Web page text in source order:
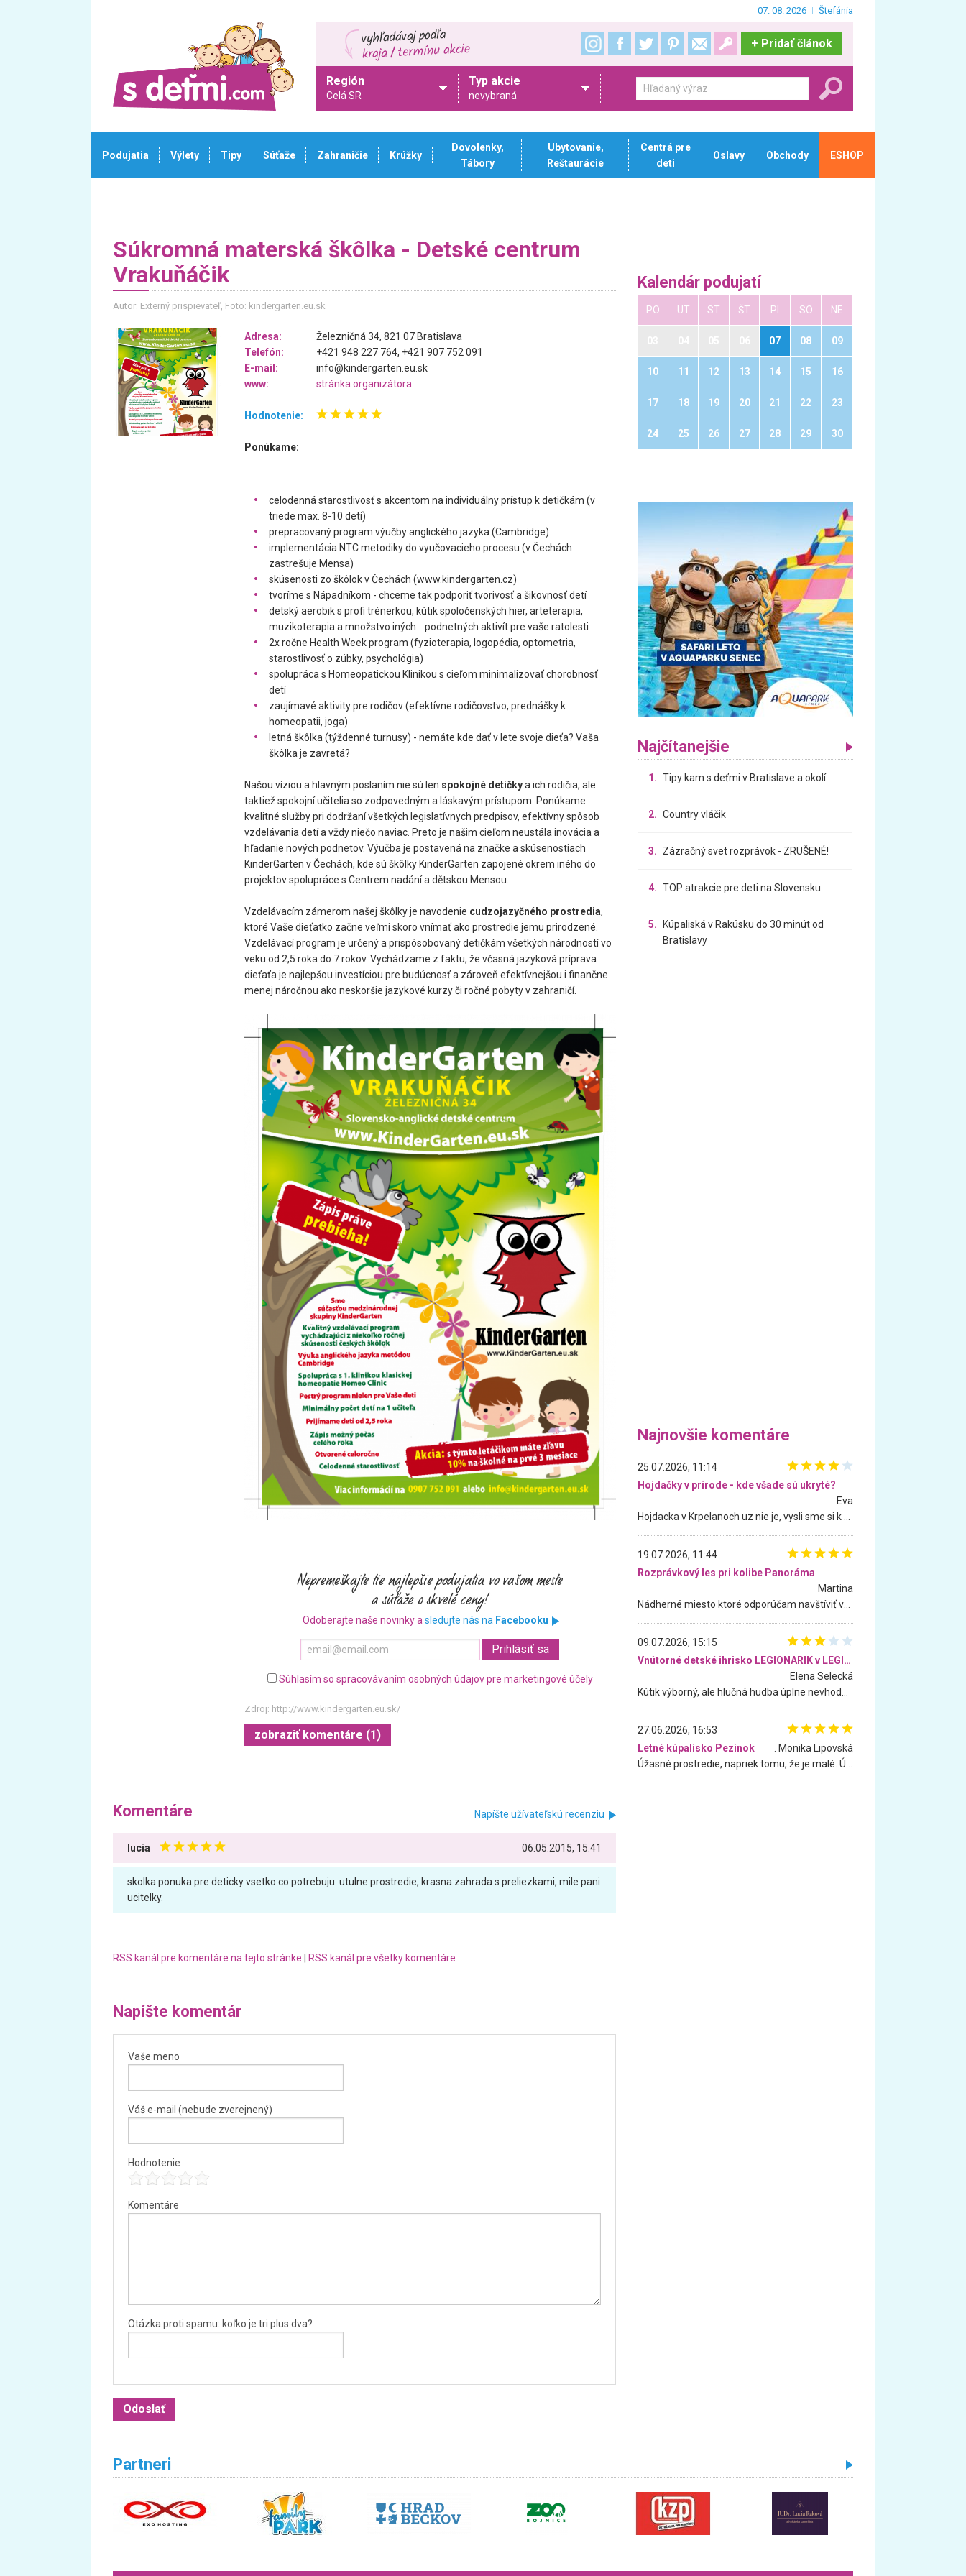
07. 08. 2026 Štefánia
+ Pridať článok
Región
Celá SR
Typ akcie
nevybraná
Podujatia Výlety Tipy Súťaže Zahraničie Krúžky
Dovolenky,
Tábory
Ubytovanie,
Reštaurácie
Centrá pre
deti
Oslavy Obchody ESHOP
Súkromná materská škôlka - Detské centrum
Vrakuňáčik
Autor: Externý prispievateľ, Foto: kindergarten.eu.sk
Adresa:
Železničná 34, 821 07 Bratislava
Telefón:
+421 948 227 764, +421 907 752 091
E-mail:
info@kindergarten.eu.sk
www:
stránka organizátora
Hodnotenie:
Ponúkame:
celodenná starostlivosť s akcentom na individuálny prístup k detičkám (v
triede max. 8-10 detí)
prepracovaný program výučby anglického jazyka (Cambridge)
implementácia NTC metodiky do vyučovacieho procesu (v Čechách
zastrešuje Mensa)
skúsenosti zo škôlok v Čechách (www.kindergarten.cz)
tvoríme s Nápadníkom - chceme tak podporiť tvorivosť a šikovnosť detí
detský aerobik s profi trénerkou, kútik spoločenských hier, arteterapia,
muzikoterapia a množstvo iných podnetných aktivít pre vaše ratolesti
2x ročne Health Week program (fyzioterapia, logopédia, optometria,
starostlivosť o zúbky, psychológia)
spolupráca s Homeopatickou Klinikou s cieľom minimalizovať chorobnosť
detí
zaujímavé aktivity pre rodičov (efektívne rodičovstvo, prednášky k
homeopatii, joga)
letná škôlka (týždenné turnusy) - nemáte kde dať v lete svoje dieťa? Vaša
škôlka je zavretá?
Našou víziou a hlavným poslaním nie sú len spokojné detičkya ich rodičia, ale
taktiež spokojní učitelia so zodpovedným a láskavým prístupom. Ponúkame
kvalitné služby pri dodržaní všetkých legislatívnych predpisov, efektívny spôsob
vzdelávania detí a vždy niečo naviac. Preto je našim cieľom neustála inovácia a
hľadanie nových podnetov. Výučba je postavená na značke a skúsenostiach
KinderGarten v Čechách, kde sú škôlky KinderGarten zapojené okrem iného do
projektov spolupráce s Centrem nadání a dětskou Mensou.
Vzdelávacím zámerom našej škôlky je navodenie cudzojazyčného prostredia,
ktoré Vaše dieťatko začne veľmi skoro vnímať ako prostredie jemu prirodzené.
Vzdelávací program je určený a prispôsobovaný detičkám všetkých národností vo
veku od 2,5 roka do 7 rokov. Vychádzame z faktu, že včasná jazyková príprava
dieťaťa je najlepšou investíciou pre budúcnosť a zároveň efektívnejšou i finančne
menej náročnou ako neskoršie jazykové kurzy či ročné pobyty v zahraničí.
Odoberajte naše novinky a sledujte nás na Facebooku
Súhlasím so spracovávaním osobných údajov pre marketingové účely
Zdroj: http://www.kindergarten.eu.sk/
zobraziť komentáre (1)
Komentáre Napíšte užívateľskú recenziu
lucia 06.05.2015, 15:41
skolka ponuka pre deticky vsetko co potrebuju. utulne prostredie, krasna zahrada s preliezkami, mile pani
ucitelky.
RSS kanál pre komentáre na tejto stránke RSS kanál pre všetky komentáre
Napíšte komentár
Vaše meno
Váš e-mail (nebude zverejnený)
Hodnotenie
Komentáre
Otázka proti spamu: koľko je tri plus dva?
Kalendár podujatí
PO UT ST ŠT PI SO NE
07 08 09
10 11 12 13 14 15 16
17 18 19 20 21 22 23
24 25 26 27 28 29 30
Najčítanejšie
1. Tipy kam s deťmi v Bratislave a okolí
2. Country vláčik
3. Zázračný svet rozprávok - ZRUŠENÉ!
4. TOP atrakcie pre deti na Slovensku
5.
Kúpaliská v Rakúsku do 30 minút od
Bratislavy
Najnovšie komentáre
25.07.2026, 11:14
Hojdačky v prírode - kde všade sú ukryté?
Eva
19.07.2026, 11:44
Rozprávkový les pri kolibe Panoráma
Martina
09.07.2026, 15:15
Vnútorné detské ihrisko LEGIONARIK v LEGIA Fitness
Elena Selecká
27.06.2026, 16:53
Letné kúpalisko Pezinok
. Monika Lipovská
Partneri